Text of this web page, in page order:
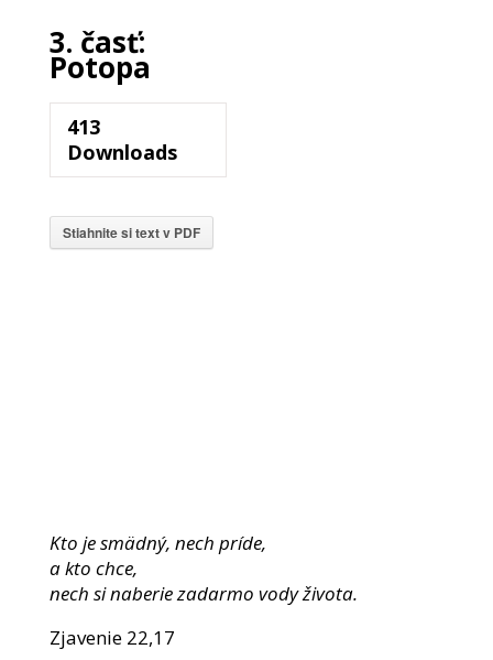
3. časť:
Potopa
413
Downloads
Stiahnite si text v PDF
Kto je smädný, nech príde,
a kto chce,
nech si naberie zadarmo vody života.
Zjavenie 22,17